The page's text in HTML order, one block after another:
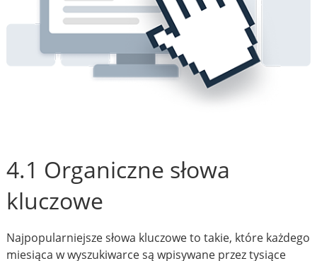
4.1 Organiczne słowa
kluczowe
Najpopularniejsze słowa kluczowe to takie, które każdego
miesiąca w wyszukiwarce są wpisywane przez tysiące